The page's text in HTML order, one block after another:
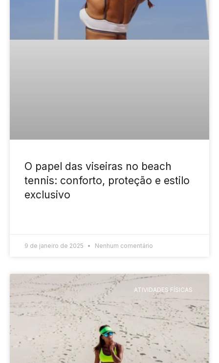
O papel das viseiras no beach
tennis: conforto, proteção e estilo
exclusivo
9 de janeiro de 2025 Nenhum comentário
ATIVIDADES FÍSICAS